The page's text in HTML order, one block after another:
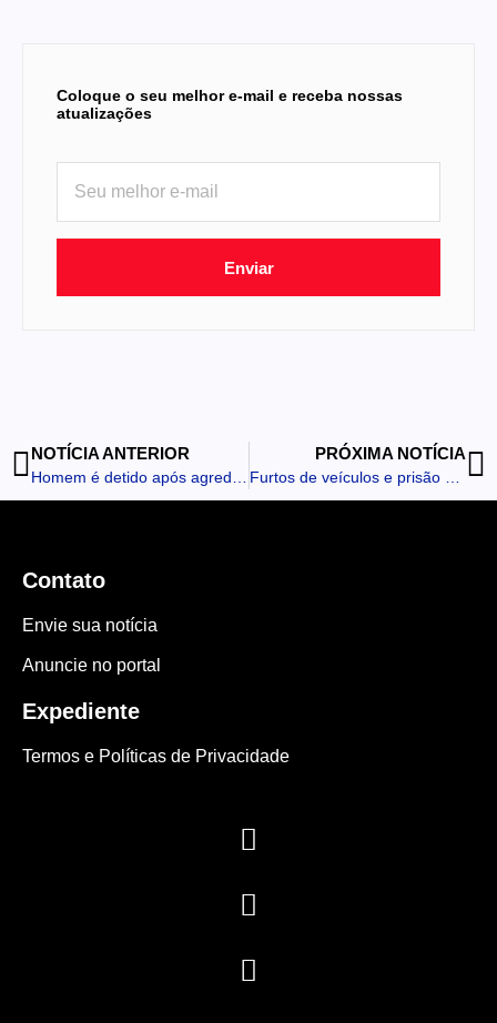
Coloque o seu melhor e-mail e receba nossas
atualizações
Enviar
NOTÍCIA ANTERIOR PRÓXIMA NOTÍCIA
Contato
Envie sua notícia
Anuncie no portal
Expediente
Termos e Políticas de Privacidade